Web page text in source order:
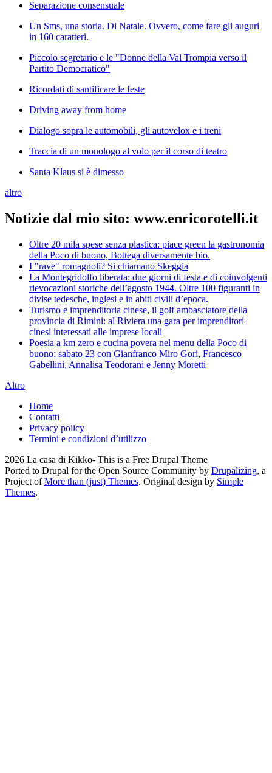
Separazione consensuale
Un Sms, una storia. Di Natale. Ovvero, come fare gli auguri
in 160 caratteri.
Piccolo segretario e le "Donne della Val Trompia verso il
Partito Democratico"
Ricordati di santificare le feste
Driving away from home
Dialogo sopra le automobili, gli autovelox e i treni
Traccia di un monologo al volo per il corso di teatro
Santa Klaus si è dimesso
altro
Notizie dal mio sito: www.enricorotelli.it
Oltre 20 mila spese senza plastica: piace green la gastronomia
della Poco di buono, Bottega diversamente bio.
I "rave" romagnoli? Si chiamano Skeggia
La Montegridolfo liberata: due giorni di festa e di coinvolgenti
rievocazioni storiche dell’agosto 1944. Oltre 100 figuranti in
divise tedesche, inglesi e in abiti civili d’epoca.
Turismo e imprenditoria cinese, il golf ambasciatore della
provincia di Rimini: al Riviera una gara per imprenditori
cinesi interessati alle imprese locali
Poesia a km zero e cucina povera nel menu della Poco di
buono: sabato 23 con Gianfranco Miro Gori, Francesco
Gabellini, Annalisa Teodorani e Jenny Moretti
Altro
Home
Contatti
Privacy policy
Termini e condizioni d’utilizzo
2026 La casa di Kikko- This is a Free Drupal Theme
Ported to Drupal for the Open Source Community by Drupalizing, a
Project ofMore than (just) Themes. Original design by Simple
Themes.